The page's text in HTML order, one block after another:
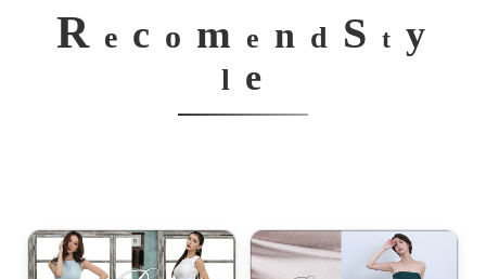
R e c o m e n d S t y
l e